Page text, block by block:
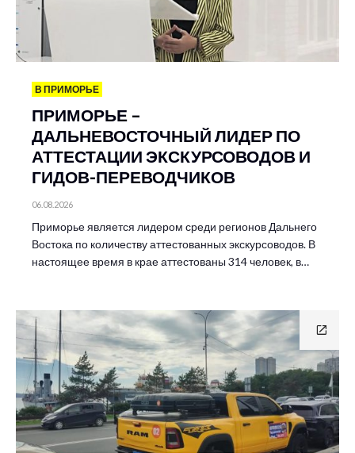
В ПРИМОРЬЕ
ПРИМОРЬЕ –
ДАЛЬНЕВОСТОЧНЫЙ ЛИДЕР ПО
АТТЕСТАЦИИ ЭКСКУРСОВОДОВ И
ГИДОВ-ПЕРЕВОДЧИКОВ
06.08.2026
Приморье является лидером среди регионов Дальнего
Востока по количеству аттестованных экскурсоводов. В
настоящее время в крае аттестованы 314 человек, в…